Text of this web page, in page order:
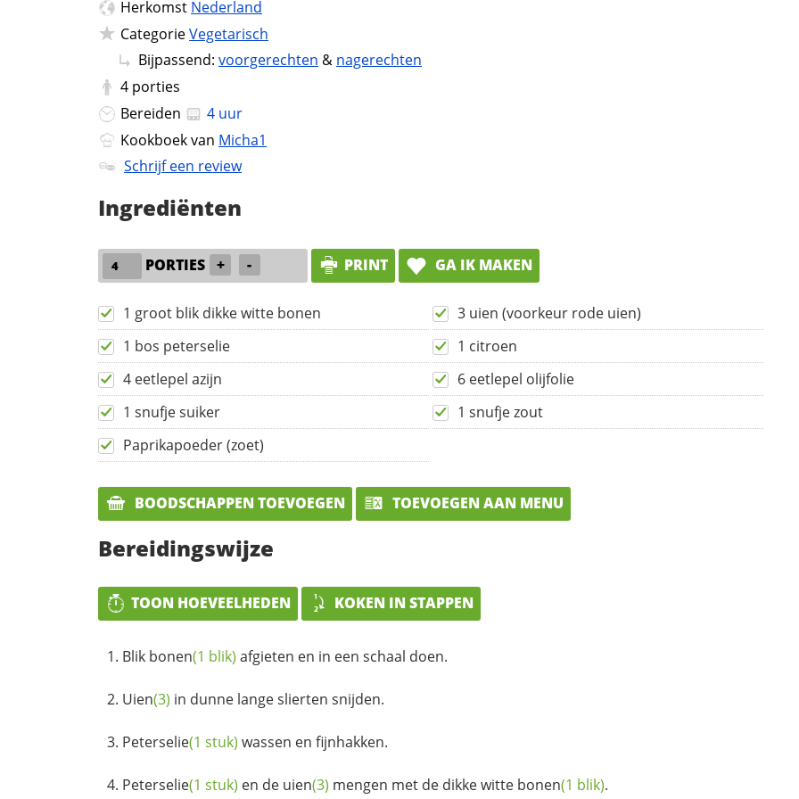
Herkomst Nederland
CategorieVegetarisch
Bijpassend: voorgerechten & nagerechten
4 porties
Bereiden
4 uur
Kookboek van Micha1
Schrijf een review
Ingrediënten
PORTIES + - PRINT GA IK MAKEN
1 groot blik dikke witte bonen
3 uien (voorkeur rode uien)
1 bos peterselie
1 citroen
4 eetlepel azijn
6 eetlepel olijfolie
1 snufje suiker
1 snufje zout
Paprikapoeder (zoet)
BOODSCHAPPEN TOEVOEGEN TOEVOEGEN AAN MENU
Bereidingswijze
TOON HOEVEELHEDEN KOKEN IN STAPPEN
Blik bonen(1 blik) afgieten en in een schaal doen.
Uien(3) in dunne lange slierten snijden.
Peterselie(1 stuk) wassen en fijnhakken.
Peterselie(1 stuk) en de uien(3) mengen met de dikke witte bonen(1 blik).